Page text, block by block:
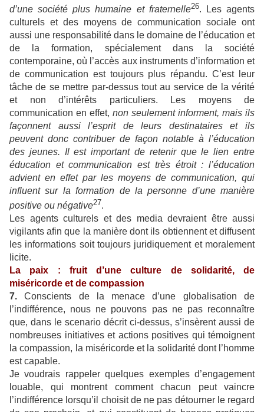
d’une société plus humaine et fraternelle26. Les agents
culturels et des moyens de communication sociale ont
aussi une responsabilité dans le domaine de l’éducation et
de la formation, spécialement dans la société
contemporaine, où l’accès aux instruments d’information et
de communication est toujours plus répandu. C’est leur
tâche de se mettre par-dessus tout au service de la vérité
et non d’intérêts particuliers. Les moyens de
communication en effet, non seulement informent, mais ils
façonnent aussi l’esprit de leurs destinataires et ils
peuvent donc contribuer de façon notable à l’éducation
des jeunes. Il est important de retenir que le lien entre
éducation et communication est très étroit : l’éducation
advient en effet par les moyens de communication, qui
influent sur la formation de la personne d’une manière
positive ou négative27.
Les agents culturels et des media devraient être aussi
vigilants afin que la manière dont ils obtiennent et diffusent
les informations soit toujours juridiquement et moralement
licite.
La paix : fruit d’une culture de solidarité, de
miséricorde et de compassion
7.Conscients de la menace d’une globalisation de
l’indifférence, nous ne pouvons pas ne pas reconnaître
que, dans le scenario décrit ci-dessus, s’insèrent aussi de
nombreuses initiatives et actions positives qui témoignent
la compassion, la miséricorde et la solidarité dont l’homme
est capable.
Je voudrais rappeler quelques exemples d’engagement
louable, qui montrent comment chacun peut vaincre
l’indifférence lorsqu’il choisit de ne pas détourner le regard